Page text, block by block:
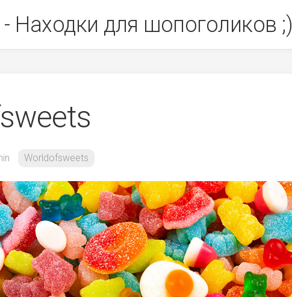
Находки для шопоголиков ;)
Worldofsweets